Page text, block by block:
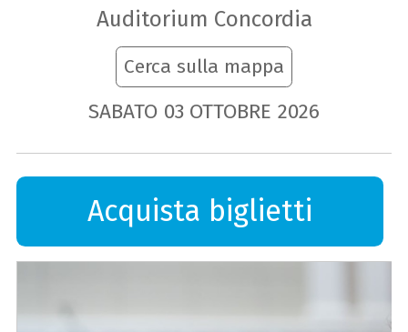
Auditorium Concordia
Cerca sulla mappa
SABATO 03 OTTOBRE 2026
Acquista biglietti